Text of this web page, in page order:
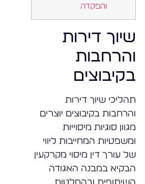
והפקדה
שיוך דירות
והרחבות
בקיבוצים
תהליכי שיוך דירות
והרחבות בקיבוצים יוצרים
מגוון סוגיות מיסוייות
ומשפטיות המחייבות ליווי
של עורך דין מיסוי מקרקעין
הבקיא במבנה האגודה